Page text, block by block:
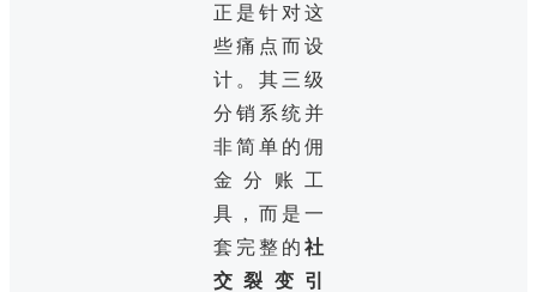
正是针对这
些痛点而设
计。其三级
分销系统并
非简单的佣
金分账工
具，而是一
套完整的 社
交裂变引